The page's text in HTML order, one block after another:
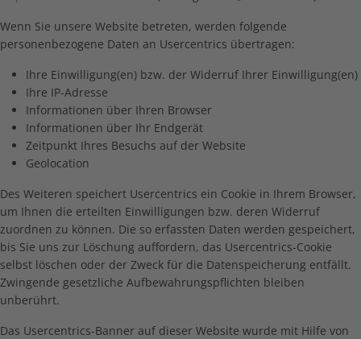
Wenn Sie unsere Website betreten, werden folgende
personenbezogene Daten an Usercentrics übertragen:
Ihre Einwilligung(en) bzw. der Widerruf Ihrer Einwilligung(en)
Ihre IP-Adresse
Informationen über Ihren Browser
Informationen über Ihr Endgerät
Zeitpunkt Ihres Besuchs auf der Website
Geolocation
Des Weiteren speichert Usercentrics ein Cookie in Ihrem Browser,
um Ihnen die erteilten Einwilligungen bzw. deren Widerruf
zuordnen zu können. Die so erfassten Daten werden gespeichert,
bis Sie uns zur Löschung auffordern, das Usercentrics-Cookie
selbst löschen oder der Zweck für die Datenspeicherung entfällt.
Zwingende gesetzliche Aufbewahrungspflichten bleiben
unberührt.
Das Usercentrics-Banner auf dieser Website wurde mit Hilfe von